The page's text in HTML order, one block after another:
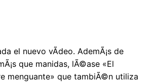
el nuevo vÃ­deo. AdemÃ¡s de
que manidas, lÃ©ase «El
menguante» que tambiÃ©n utiliza